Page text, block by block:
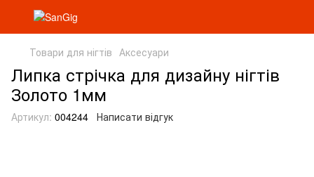
Товари для нігтів Аксесуари
Липка стрічка для дизайну нігтів
Золото 1мм
Артикул: 004244 Написати відгук